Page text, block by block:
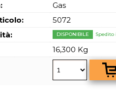
Hai perso la password?
Gas
5072
DISPONIBILE Spedito
16,300 Kg